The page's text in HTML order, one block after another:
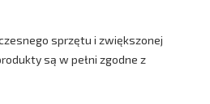
sprzętu i zwiększonej
są w pełni zgodne z